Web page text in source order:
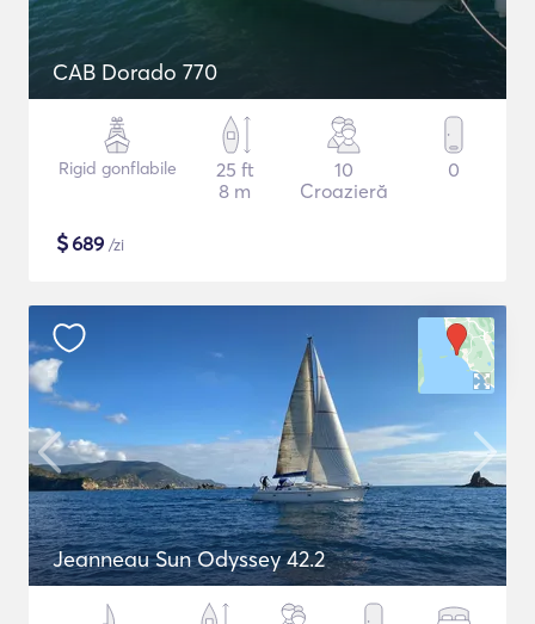
CAB Dorado 770
Rigid gonflabile
25 ft
8 m
10
Croazieră
0
$689 /zi
Jeanneau Sun Odyssey 42.2